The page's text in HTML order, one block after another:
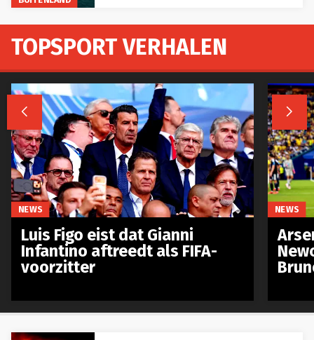
TOPSPORT VERHALEN
 
NEWS
Luis Figo eist dat Gianni
Infantino aftreedt als FIFA-
voorzitter
NEWS